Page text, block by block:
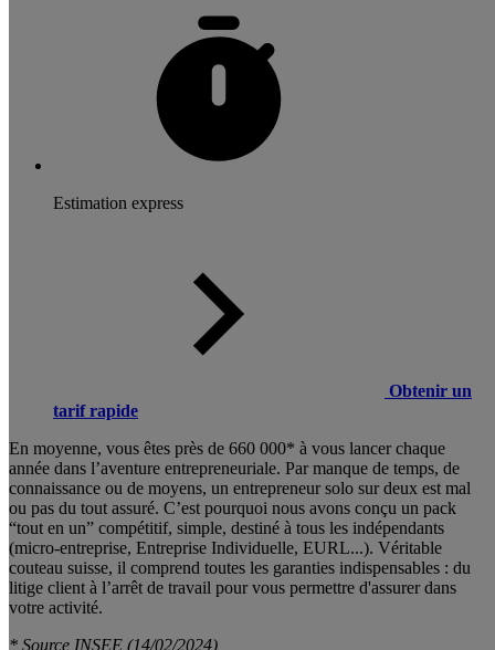
Estimation express
Obtenir un
tarif rapide
En moyenne, vous êtes près de 660 000* à vous lancer chaque
année dans l’aventure entrepreneuriale. Par manque de temps, de
connaissance ou de moyens, un entrepreneur solo sur deux est mal
ou pas du tout assuré. C’est pourquoi nous avons conçu un pack
“tout en un” compétitif, simple, destiné à tous les indépendants
(micro-entreprise, Entreprise Individuelle, EURL...). Véritable
couteau suisse, il comprend toutes les garanties indispensables : du
litige client à l’arrêt de travail pour vous permettre d'assurer dans
votre activité.
* Source INSEE (14/02/2024)